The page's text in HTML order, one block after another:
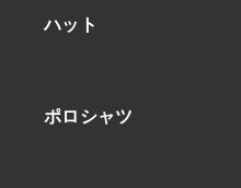
ハット
ポロシャツ